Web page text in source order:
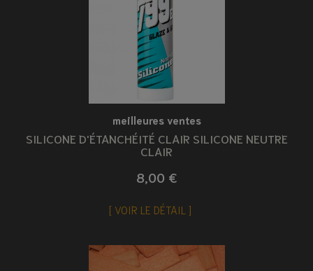
meilleures ventes
SILICONE D'ÉTANCHÉITÉ CLAIR SILICONE NEUTRE
CLAIR
8,00 €
VOIR LE DÉTAIL